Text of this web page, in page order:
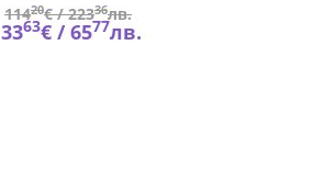
11420€ /22336лв.
3363€ /6577лв.